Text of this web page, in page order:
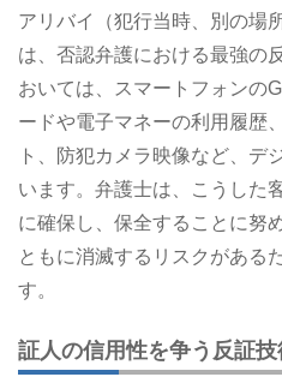
アリバイ（犯行当時、別の場
は、否認弁護における最強の
おいては、スマートフォンの
ードや電子マネーの利用履歴
ト、防犯カメラ映像など、デ
います。弁護士は、こうした
に確保し、保全することに努
ともに消滅するリスクがある
す。
証人の信用性を争う反証技